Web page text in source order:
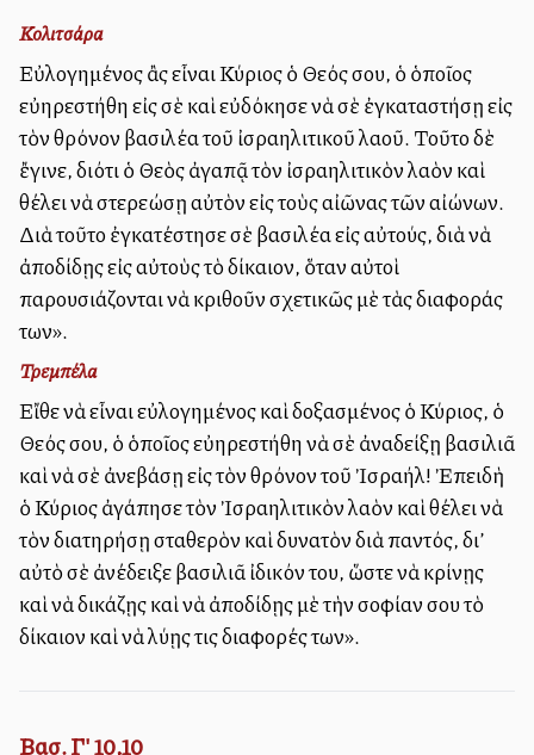
Κολιτσάρα
Εὐλογημένος ἂς εἶναι Κύριος ὁ Θεός σου, ὁ ὁποῖος
εὐηρεστήθη εἰς σὲ καὶ εὐδόκησε νὰ σὲ ἐγκαταστήσῃ εἰς
τὸν θρόνον βασιλέα τοῦ ἰσραηλιτικοῦ λαοῦ. Τοῦτο δὲ
ἔγινε, διότι ὁ Θεὸς ἀγαπᾷ τὸν ἰσραηλιτικὸν λαὸν καὶ
θέλει νὰ στερεώσῃ αὐτὸν εἰς τοὺς αἰῶνας τῶν αἰώνων.
Διὰ τοῦτο ἐγκατέστησε σὲ βασιλέα εἰς αὐτούς, διὰ νὰ
ἀποδίδῃς εἰς αὐτοὺς τὸ δίκαιον, ὅταν αὐτοὶ
παρουσιάζονται νὰ κριθοῦν σχετικῶς μὲ τὰς διαφοράς
των».
Τρεμπέλα
Εἴθε νὰ εἶναι εὐλογημένος καὶ δοξασμένος ὁ Κύριος, ὁ
Θεός σου, ὁ ὁποῖος εὐηρεστήθη νὰ σὲ ἀναδείξῃ βασιλιᾶ
καὶ νὰ σὲ ἀνεβάσῃ εἰς τὸν θρόνον τοῦ Ἰσραήλ! Ἐπειδὴ
ὁ Κύριος ἀγάπησε τὸν Ἰσραηλιτικὸν λαὸν καὶ θέλει νὰ
τὸν διατηρήσῃ σταθερὸν καὶ δυνατὸν διὰ παντός, δι’
αὐτὸ σὲ ἀνέδειξε βασιλιᾶ ἰδικόν του, ὥστε νὰ κρίνῃς
καὶ νὰ δικάζῃς καὶ νὰ ἀποδίδῃς μὲ τὴν σοφίαν σου τὸ
δίκαιον καὶ νὰ λύῃς τις διαφορές των».
Βασ. Γ' 10,10